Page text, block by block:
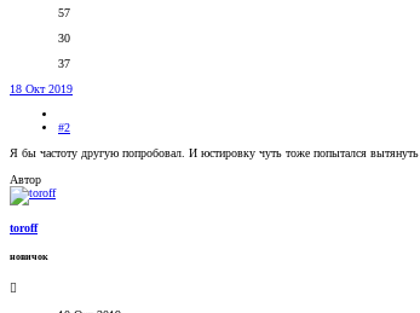
57
30
37
18 Окт 2019
#2
Я бы частоту другую попробовал. И юстировку чуть тоже попытался вытянуть
Автор
toroff
новичок